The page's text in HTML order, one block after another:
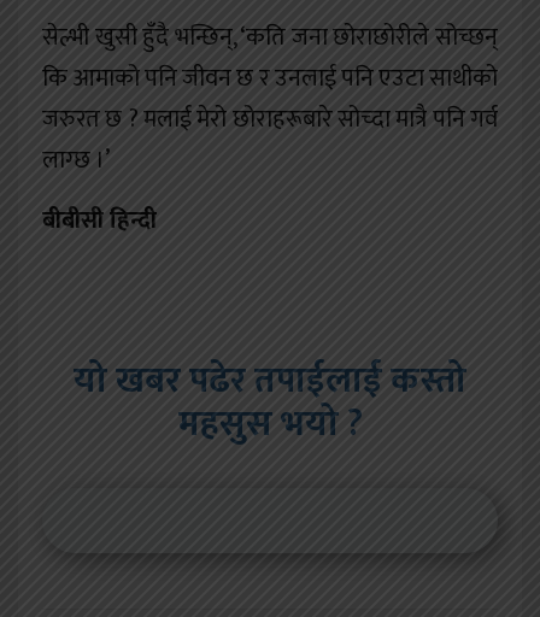
सेल्भी खुसी हुँदै भन्छिन्, ‘कति जना छोराछोरीले सोच्छन्
कि आमाको पनि जीवन छ र उनलाई पनि एउटा साथीको
जरुरत छ ? मलाई मेरो छोराहरूबारे सोच्दा मात्रै पनि गर्व
लाग्छ ।’
बीबीसी हिन्दी
यो खबर पढेर तपाईलाई कस्तो
महसुस भयो ?